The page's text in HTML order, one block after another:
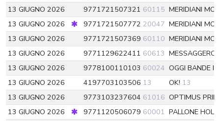
13 GIUGNO 2026
9771721507321 60115 MERIDIANI
13 GIUGNO 2026
9771721507772 20047 MERIDIANI
13 GIUGNO 2026
9771721507369 60110 MERIDIANI
13 GIUGNO 2026
9771129622411 60613
13 GIUGNO 2026
9778100110103 60024 OGGI BANDE
13 GIUGNO 2026
4197703103506 13 OK! 13
13 GIUGNO 2026
9773103237604 61016 OPTIMUS
13 GIUGNO 2026
9771120506079 60001 PALLONE